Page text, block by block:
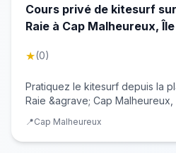
Cours privé de kitesurf sur
Raie à Cap Malheureux,
★(0)
Pratiquez le kitesurf depuis la
Raie &agrave; Cap
l&rsquo;&Icirc;le Maurice ! Que
d&eacute;butant ou que vous
📍Cap Malheureux